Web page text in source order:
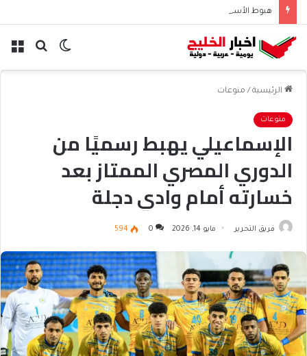
هبوط الأسهم والذهب وصعود النفط يعقّد مسار الفدرالي
بحث الوضع
الرئيسية / منوعات
منوعات
الإسماعيلي يهبط رسميًا من
الدوري المصري الممتاز بعد
خسارته أمام وادي دجلة
فريق التحرير مايو 14, 2026 0
594